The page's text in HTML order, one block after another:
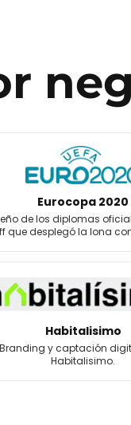
Eurocopa 2020
de los diplomas
que desplegó la lona
Habitalisimo
Branding y captación
Habitalisimo.